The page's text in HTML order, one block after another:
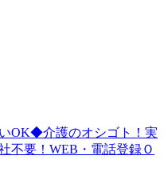
OK◆介護のオシゴト！実
不要！WEB・電話登録Ｏ